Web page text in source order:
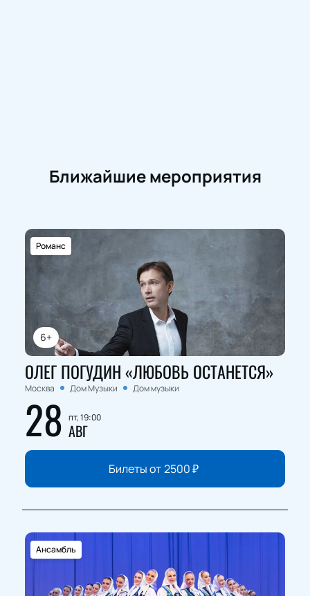
Ближайшие мероприятия
6+
Романс
ОЛЕГ ПОГУДИН «ЛЮБОВЬ ОСТАНЕТСЯ»
Москва Дом Музыки Дом музыки
28 пт, 19:00
АВГ
Билеты от2500₽
Ансамбль